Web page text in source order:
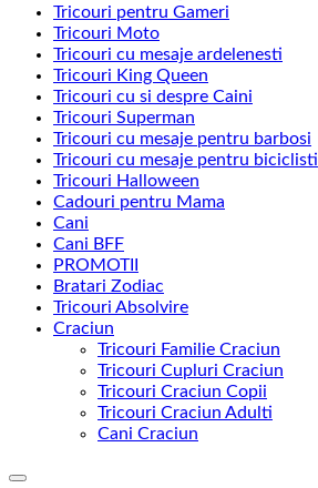
Tricouri pentru Gameri
Tricouri Moto
Tricouri cu mesaje ardelenesti
Tricouri King Queen
Tricouri cu si despre Caini
Tricouri Superman
Tricouri cu mesaje pentru barbosi
Tricouri cu mesaje pentru biciclisti
Tricouri Halloween
Cadouri pentru Mama
Cani
Cani BFF
PROMOTII
Bratari Zodiac
Tricouri Absolvire
Craciun
Tricouri Familie Craciun
Tricouri Cupluri Craciun
Tricouri Craciun Copii
Tricouri Craciun Adulti
Cani Craciun